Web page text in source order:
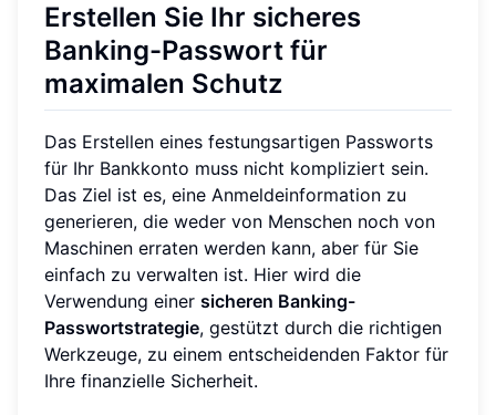
Erstellen Sie Ihr sicheres
Banking-Passwort für
maximalen Schutz
Das Erstellen eines festungsartigen Passworts
für Ihr Bankkonto muss nicht kompliziert sein.
Das Ziel ist es, eine Anmeldeinformation zu
generieren, die weder von Menschen noch von
Maschinen erraten werden kann, aber für Sie
einfach zu verwalten ist. Hier wird die
Verwendung einer sicheren Banking-
Passwortstrategie, gestützt durch die richtigen
Werkzeuge, zu einem entscheidenden Faktor für
Ihre finanzielle Sicherheit.